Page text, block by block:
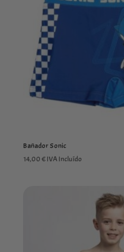
Bañador Sonic
14,00€IVA Incluído